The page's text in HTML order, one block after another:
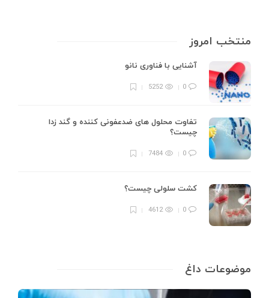
منتخب امروز
آشنایی با فناوری نانو
0
5252
تفاوت محلول های ضدعفونی کننده و گند زدا
چیست؟
0
7484
کشت سلولی چیست؟
0
4612
موضوعات داغ